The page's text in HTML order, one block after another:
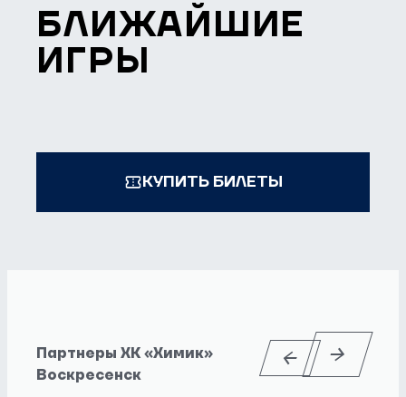
БЛИЖАЙШИЕ
ИГРЫ
КУПИТЬ БИЛЕТЫ
Партнеры ХК «Химик»
Воскресенск